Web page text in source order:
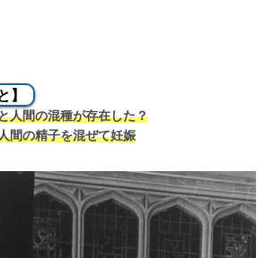
】
人間の混種が存在した？
間の精子を混ぜて妊娠